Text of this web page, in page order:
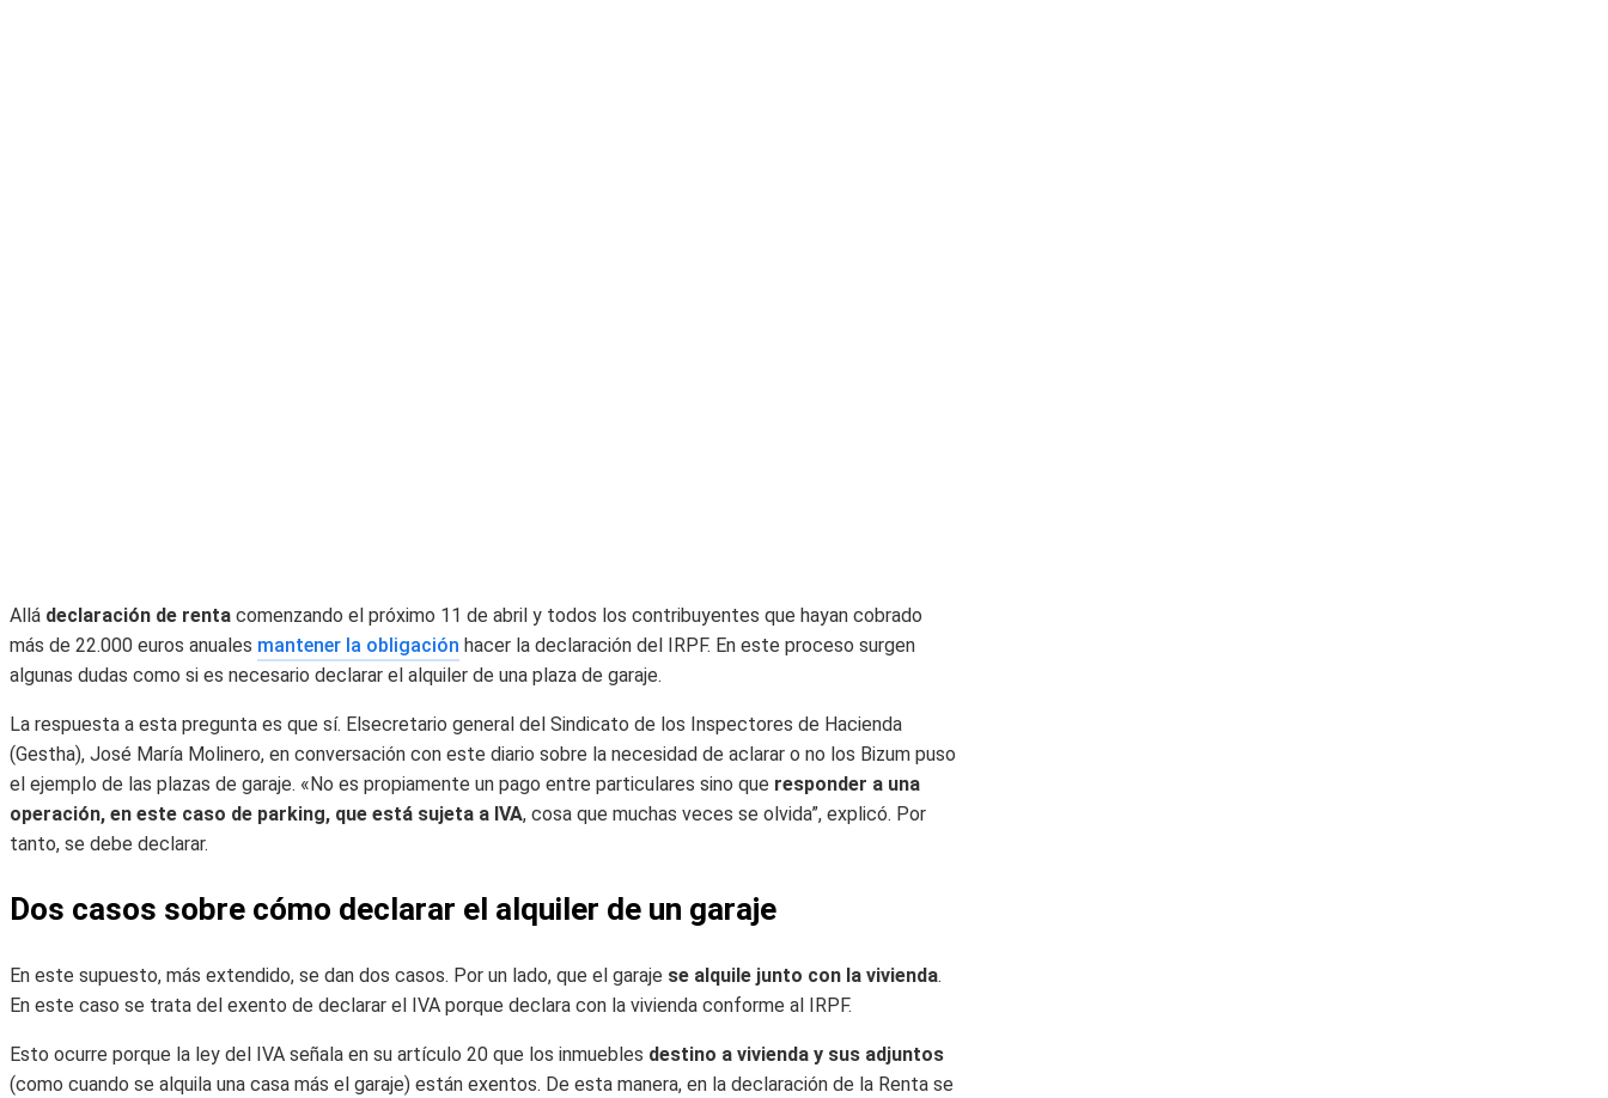
Allá declaración de renta comenzando el próximo 11 de abril y todos los contribuyentes que hayan cobrado
más de 22.000 euros anuales mantener la obligación hacer la declaración del IRPF. En este proceso surgen
algunas dudas como si es necesario declarar el alquiler de una plaza de garaje.
La respuesta a esta pregunta es que sí. Elsecretario general del Sindicato de los Inspectores de Hacienda
(Gestha), José María Molinero, en conversación con este diario sobre la necesidad de aclarar o no los Bizum puso
el ejemplo de las plazas de garaje. «No es propiamente un pago entre particulares sino que responder a una
operación, en este caso de parking, que está sujeta a IVA, cosa que muchas veces se olvida”, explicó. Por
tanto, se debe declarar.
Dos casos sobre cómo declarar el alquiler de un garaje
En este supuesto, más extendido, se dan dos casos. Por un lado, que el garaje se alquile junto con la vivienda.
En este caso se trata del exento de declarar el IVA porque declara con la vivienda conforme al IRPF.
Esto ocurre porque la ley del IVA señala en su artículo 20 que los inmuebles destino a vivienda y sus adjuntos
(como cuando se alquila una casa más el garaje) están exentos. De esta manera, en la declaración de la Renta se